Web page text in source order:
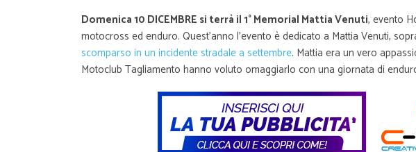
Domenica 10 DICEMBRE si terrà il 1° Memorial Mattia Venuti, evento
motocross ed enduro. Quest’anno l’evento è dedicato a Mattia Venuti,
scomparso in un incidente stradale a settembre. Mattia era un vero
Motoclub Tagliamento hanno voluto omaggiarlo con una giornata di